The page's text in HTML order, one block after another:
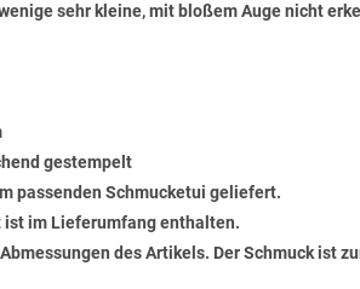
sehr kleine, mit bloßem Auge nicht
gestempelt
passenden Schmucketui geliefert.
im Lieferumfang enthalten.
des Artikels. Der Schmuck ist